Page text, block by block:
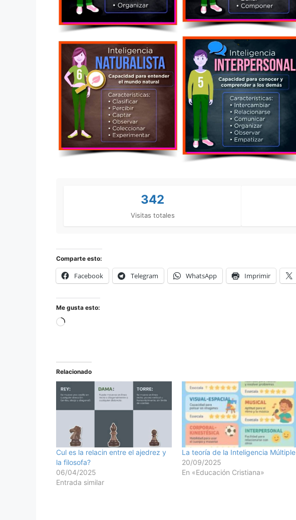
342
Visitas totales
Comparte esto:
Facebook Telegram WhatsApp Imprimir
Me gusta esto:
Relacionado
Cul es la relacin entre el ajedrez y
la filosofa?
06/04/2025
Entrada similar
La teoría de la Inteligencia Múltiple
20/09/2025
En «Educación Cristiana»